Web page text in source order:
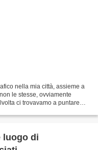
nella mia città, assieme a
le stesse, ovviamente
ci trovavamo a puntare
luogo di